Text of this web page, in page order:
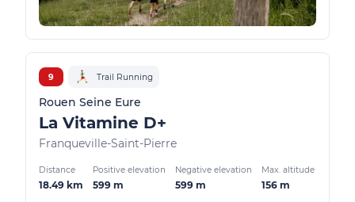
9 Trail Running
Rouen Seine Eure
La Vitamine D+
Franqueville-Saint-Pierre
Distance
18.49 km
Positive elevation
599 m
Negative elevation
599 m
Max. altitude
156 m